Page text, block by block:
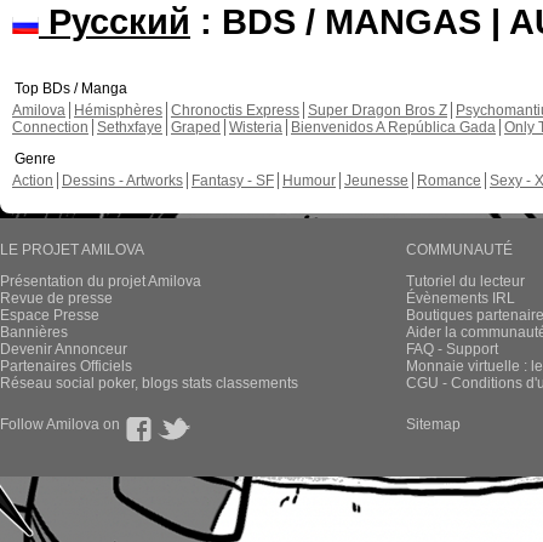
Русский : BDS / MANGAS |
Top BDs / Manga
Amilova
Hémisphères Chronoctis Express Super Dragon Bros Z
Connection Sethxfaye Graped Wisteria Bienvenidos A República Gada Only
Genre
Action
Dessins - Artworks Fantasy - SF Humour Jeunesse Romance Sexy -
LE PROJET AMILOVA
Présentation du projet Amilova
Revue de presse
Espace Presse
Bannières
Devenir Annonceur
Partenaires Officiels
Réseau social poker, blogs stats classements
COMMUNAUTÉ
Tutoriel du lecteur
Évènements IRL
Boutiques
Aider la
FAQ - Support
Monnaie virtuelle :
CGU - Conditions
Follow Amilova on Sitemap